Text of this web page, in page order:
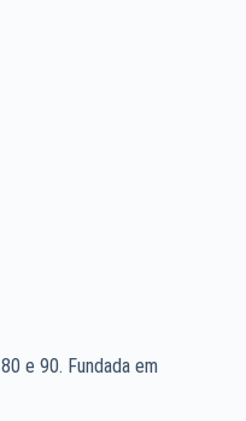
e 90. Fundada em